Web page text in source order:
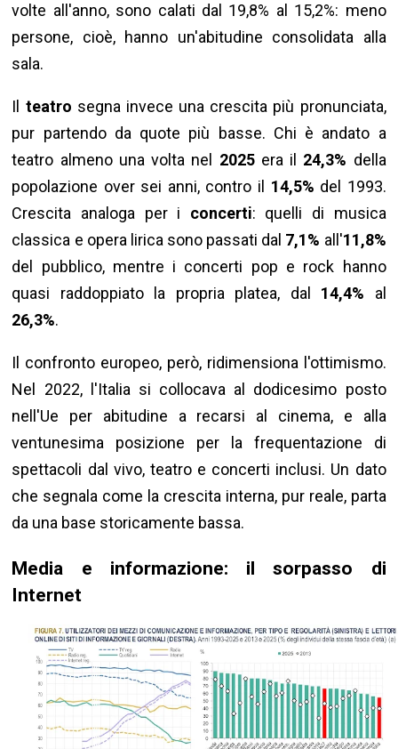
volte all'anno, sono calati dal 19,8% al 15,2%: meno
persone, cioè, hanno un'abitudine consolidata alla
sala.
Il teatro segna invece una crescita più pronunciata,
pur partendo da quote più basse. Chi è andato a
teatro almeno una volta nel 2025era il 24,3% della
popolazione over sei anni, contro il 14,5% del 1993.
Crescita analoga per i concerti: quelli di musica
classica e opera lirica sono passati dal 7,1% all'11,8%
del pubblico, mentre i concerti pop e rock hanno
quasi raddoppiato la propria platea, dal 14,4% al
26,3%.
Il confronto europeo, però, ridimensiona l'ottimismo.
Nel 2022, l'Italia si collocava al dodicesimo posto
nell'Ue per abitudine a recarsi al cinema, e alla
ventunesima posizione per la frequentazione di
spettacoli dal vivo, teatro e concerti inclusi. Un dato
che segnala come la crescita interna, pur reale, parta
da una base storicamente bassa.
Media e informazione: il sorpasso di
Internet